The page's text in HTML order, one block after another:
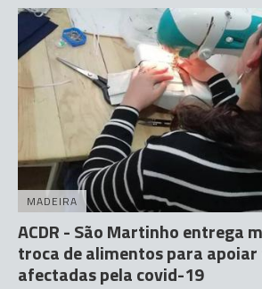
MADEIRA
ACDR - São Martinho entrega
troca de alimentos para
afectadas pela covid-19